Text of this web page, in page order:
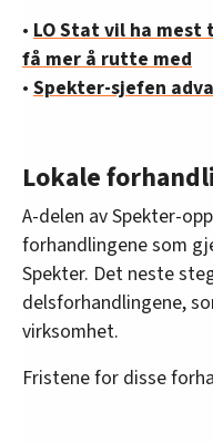
• LO Stat vil ha
få mer å rutte med
• Spekter-sjefen
Lokale
A-delen av Spekter-
forhandlingene som
Spekter. Det neste
delsforhandlingene,
virksomhet.
Fristene for disse